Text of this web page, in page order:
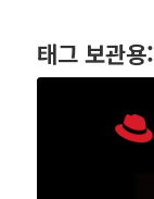
태그 보관용: